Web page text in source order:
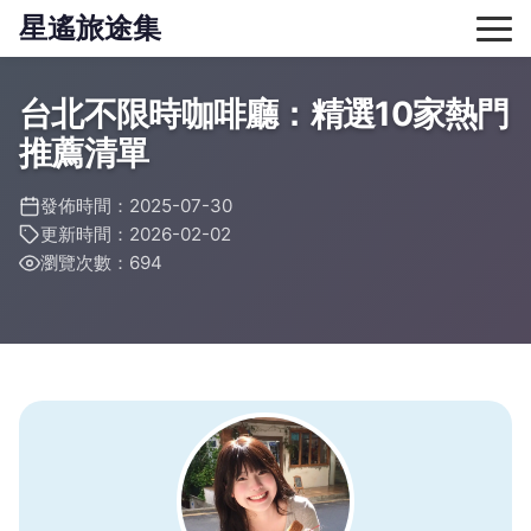
星遙旅途集
台北不限時咖啡廳：精選10家熱門
推薦清單
發佈時間：2025-07-30
更新時間：2026-02-02
瀏覽次數：694